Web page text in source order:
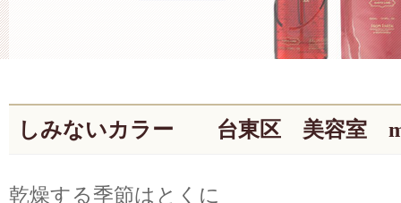
しみないカラー 台東区 美容室
乾燥する季節はとくに